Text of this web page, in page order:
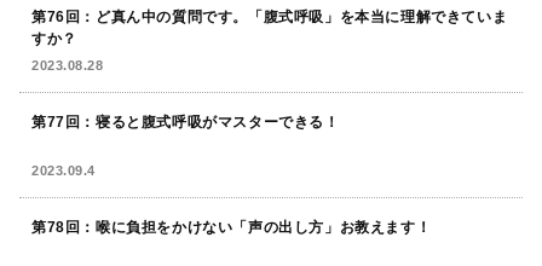
第76回：ど真ん中の質問です。「腹式呼吸」を本当に理解できていま
すか？
2023.08.28
第77回：寝ると腹式呼吸がマスターできる！
2023.09.4
第78回：喉に負担をかけない「声の出し方」お教えます！